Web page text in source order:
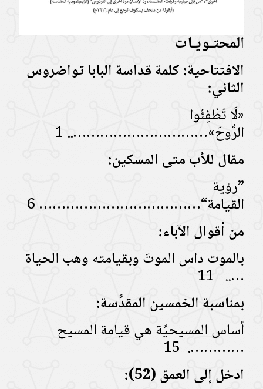
المحتـويـات
الافتتاحية: كلمة قداسة البابا تواضروس
الثاني:
«لَا تُطْفِئُوا
الرُّوحَ»………………………….. 1
مقال للأب متى المسكين:
”رؤية
القيامة“……………………………… 6
من أقوال الآباء:
بالموت داس الموتَ وبقيامته وهب الحياة
….. 11
بمناسبة الخمسين المقدَّسة:
أساس المسيحيَّة هي قيامة المسيح
…………. 15
ادخل إلى العمق (52):